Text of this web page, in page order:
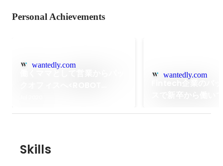
Personal Achievements
wantedly.com
wantedly.com
Skills